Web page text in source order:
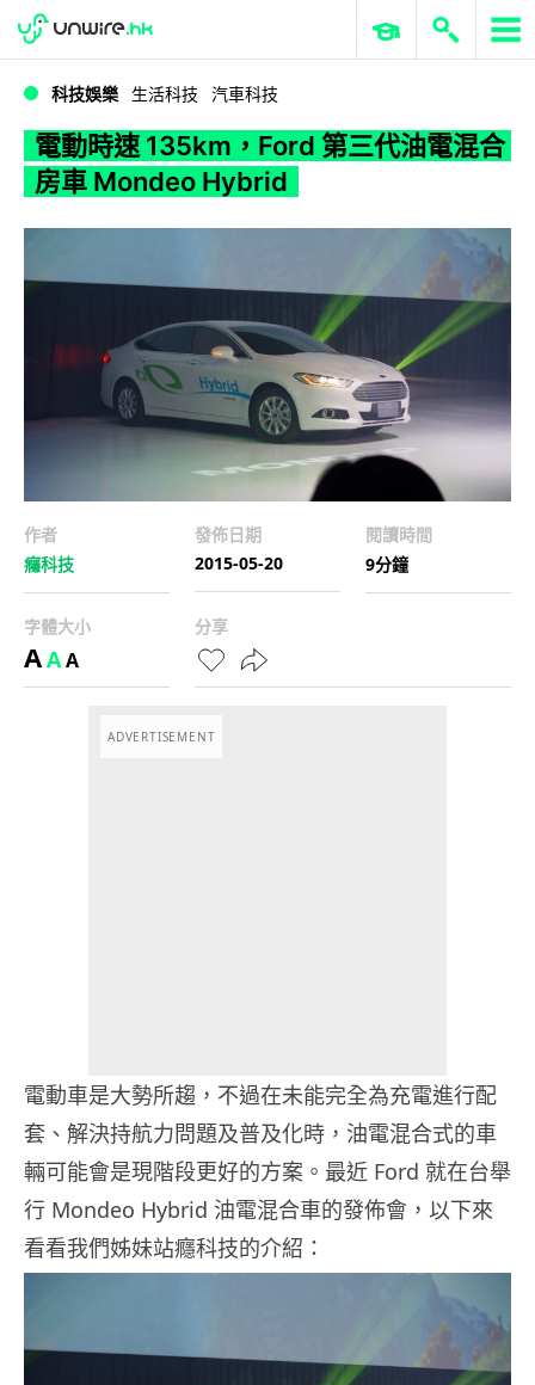
WWDC 2026 ERP 與商業 AI
科技娛樂 生活科技 汽車科技
電動時速 135km，Ford 第三代油電混合
房車 Mondeo Hybrid
作者
癮科技
發佈日期
2015-05-20
閱讀時間
9分鐘
字體大小
AAA
分享
ADVERTISEMENT
電動車是大勢所趨，不過在未能完全為充電進行配
套、解決持航力問題及普及化時，油電混合式的車
輛可能會是現階段更好的方案。最近 Ford 就在台舉
行 Mondeo Hybrid 油電混合車的發佈會，以下來
看看我們姊妹站癮科技的介紹：